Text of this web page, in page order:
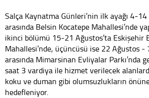
Salça Kaynatma Günleri’nin ilk ayağı 4-
arasında Belsin Kocatepe Mahallesi’nde
ikinci bölümü 15-21 Ağustos’ta Eskişehir
Mahallesi’nde, üçüncüsü ise 22 Ağustos
arasında Mimarsinan Evliyalar Parkı’nda
saat 3 vardiya ile hizmet verilecek
koku ve duman gibi olumsuzlukların
hedefleniyor.